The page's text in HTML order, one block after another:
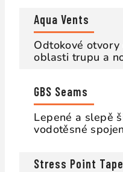
Aqua Vents
Odtokové otvory
oblasti trupu a
GBS Seams
Lepené a slepě
vodotěsné
Stress Point Tape